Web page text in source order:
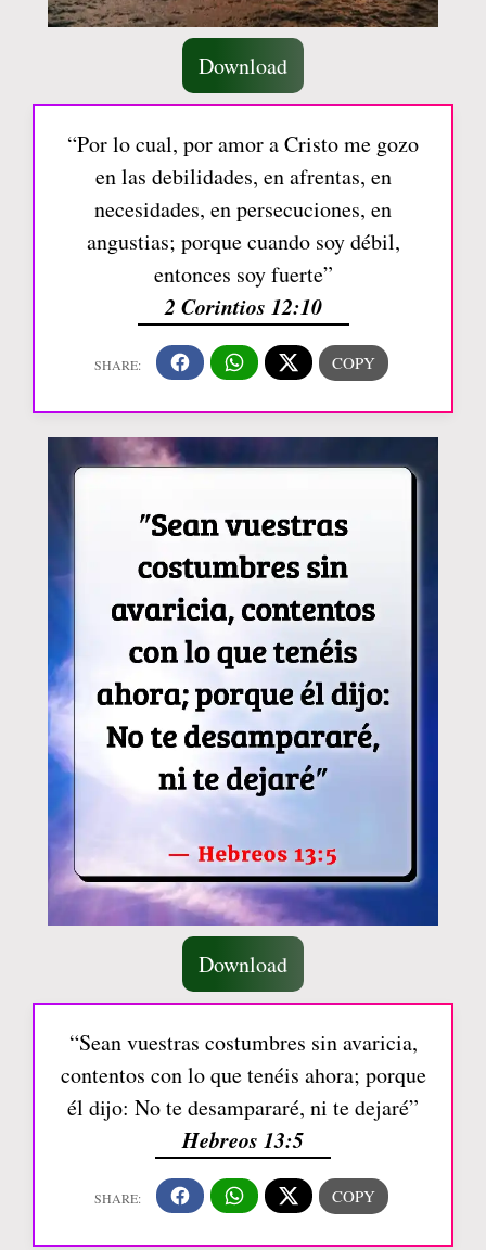
Download
“Por lo cual, por amor a Cristo me gozo
en las debilidades, en afrentas, en
necesidades, en persecuciones, en
angustias; porque cuando soy débil,
entonces soy fuerte”
2 Corintios 12:10
Download
“Sean vuestras costumbres sin avaricia,
contentos con lo que tenéis ahora; porque
él dijo: No te desampararé, ni te dejaré”
Hebreos 13:5